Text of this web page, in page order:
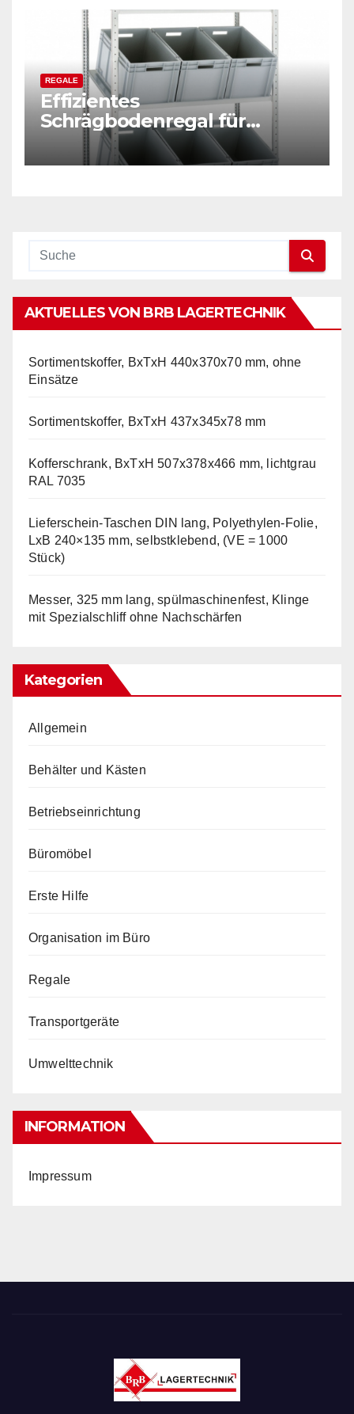
REGALE
Effizientes
Schrägbodenregal für
optimierte Lagerung
AKTUELLES VON BRB LAGERTECHNIK
Sortimentskoffer, BxTxH 440x370x70 mm, ohne
Einsätze
Sortimentskoffer, BxTxH 437x345x78 mm
Kofferschrank, BxTxH 507x378x466 mm, lichtgrau
RAL 7035
Lieferschein-Taschen DIN lang, Polyethylen-Folie,
LxB 240×135 mm, selbstklebend, (VE = 1000
Stück)
Messer, 325 mm lang, spülmaschinenfest, Klinge
mit Spezialschliff ohne Nachschärfen
Kategorien
Allgemein
Behälter und Kästen
Betriebseinrichtung
Büromöbel
Erste Hilfe
Organisation im Büro
Regale
Transportgeräte
Umwelttechnik
INFORMATION
Impressum